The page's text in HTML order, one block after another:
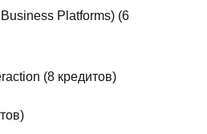
Platforms) (6
(8 кредитов)